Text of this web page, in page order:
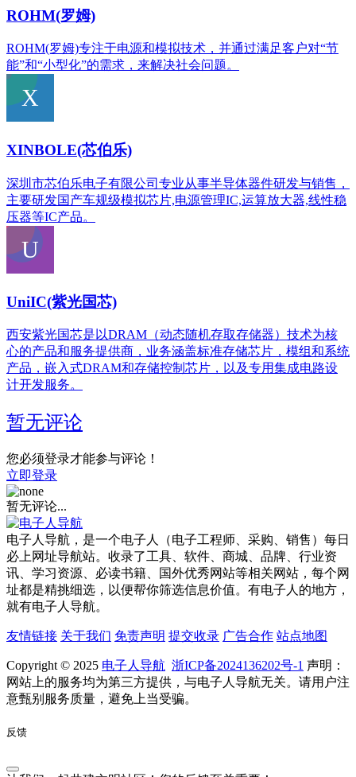
ROHM(罗姆)
ROHM(罗姆)专注于电源和模拟技术，并通过满足客户对“节
能”和“小型化”的需求，来解决社会问题。
XINBOLE(芯伯乐)
深圳市芯伯乐电子有限公司专业从事半导体器件研发与销售，
主要研发国产车规级模拟芯片,电源管理IC,运算放大器,线性稳
压器等IC产品。
UniIC(紫光国芯)
西安紫光国芯是以DRAM（动态随机存取存储器）技术为核
心的产品和服务提供商，业务涵盖标准存储芯片，模组和系统
产品，嵌入式DRAM和存储控制芯片，以及专用集成电路设
计开发服务。
暂无评论
您必须登录才能参与评论！
立即登录
暂无评论...
电子人导航，是一个电子人（电子工程师、采购、销售）每日
必上网址导航站。收录了工具、软件、商城、品牌、行业资
讯、学习资源、必读书籍、国外优秀网站等相关网站，每个网
址都是精挑细选，以便帮你筛选信息价值。有电子人的地方，
就有电子人导航。
友情链接 关于我们 免责声明 提交收录 广告合作 站点地图
Copyright © 2025 电子人导航 浙ICP备2024136202号-1 声明：
网站上的服务均为第三方提供，与电子人导航无关。请用户注
意甄别服务质量，避免上当受骗。
反馈